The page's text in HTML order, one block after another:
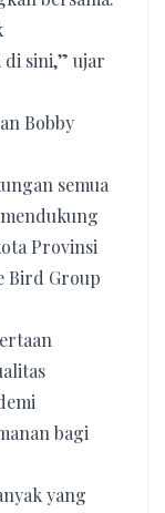
sini,” ujar
Bobby
semua
Provinsi
Bird Group
bagi
yang